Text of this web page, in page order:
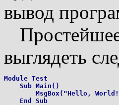
вывод
выглядеть
Module Test
    Sub Main()
MsgBox("Hello,
    End Sub